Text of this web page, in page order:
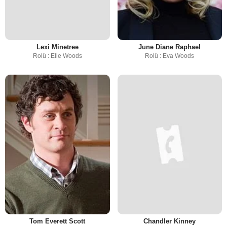
Lexi Minetree
Rolü : Elle Woods
June Diane Raphael
Rolü : Eva Woods
Tom Everett Scott Chandler Kinney